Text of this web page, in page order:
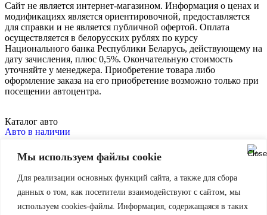
Мы используем файлы cookie
Для реализации основных функций сайта, а также для сбора
данных о том, как посетители взаимодействуют с сайтом, мы
используем cookies-файлы. Информация, содержащаяся в таких
Сайт не является интернет-магазином. Информация о ценах и
модификациях является ориентировочной, предоставляется
для справки и не является публичной офертой. Оплата
осуществляется в белорусских рублях по курсу
Национального банка Республики Беларусь, действующему на
дату зачисления, плюс 0,5%. Окончательную стоимость
уточняйте у менеджера. Приобретение товара либо
оформление заказа на его приобретение возможно только при
посещении автоцентра.
Каталог авто
Авто в наличии
Покупателю
Финансирование
Сервис
Контакты